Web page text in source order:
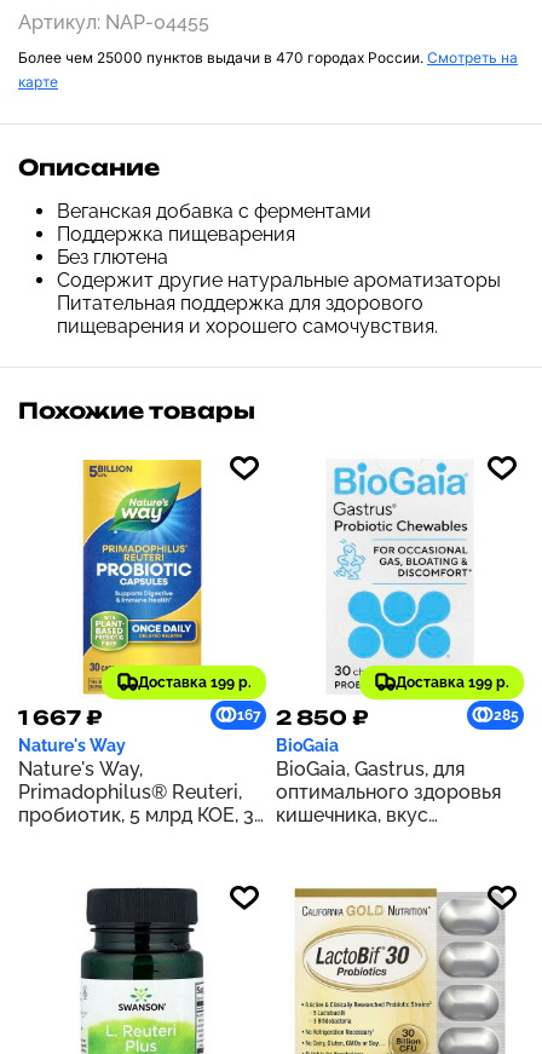
Артикул: NAP-04455
Более чем 25000 пунктов выдачи в 470 городах России. Смотреть на
карте
Описание
Веганская добавка с ферментами
Поддержка пищеварения
Без глютена
Содержит другие натуральные ароматизаторы
Питательная поддержка для здорового
пищеварения и хорошего самочувствия.
Похожие товары
Доставка 199 р.
1 667 ₽ 167
Nature's Way
Nature's Way,
Primadophilus® Reuteri,
пробиотик, 5 млрд КОЕ, 30
Доставка 199 р.
2 850 ₽ 285
BioGaia
BioGaia, Gastrus, для
оптимального здоровья
кишечника, вкус